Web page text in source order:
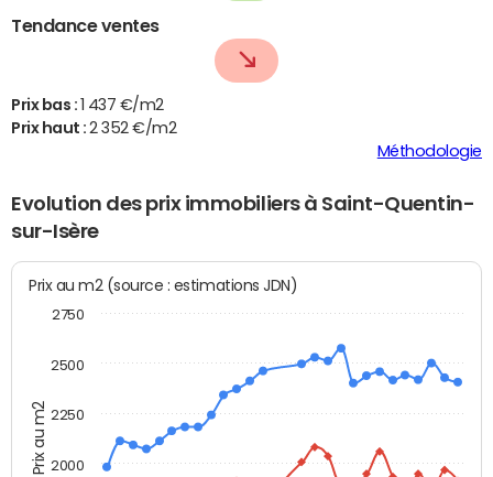
Tendance ventes
Prix bas :
1 437 €/m2
Prix haut :2 352 €/m2
Méthodologie
Evolution des prix immobiliers à Saint-Quentin-
sur-Isère
Prix au m2
Prix au m2 (source : estimations JDN)
2000
2250
2500
2750